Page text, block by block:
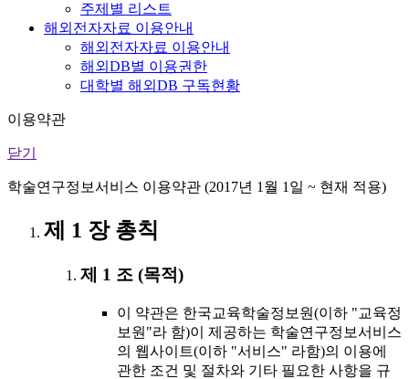
주제별 리스트
해외전자자료 이용안내
해외전자자료 이용안내
해외DB별 이용권한
대학별 해외DB 구독현황
이용약관
닫기
학술연구정보서비스 이용약관 (2017년 1월 1일 ~ 현재 적용)
제 1 장 총칙
제 1 조 (목적)
이 약관은 한국교육학술정보원(이하 "교육정
보원"라 함)이 제공하는 학술연구정보서비스
의 웹사이트(이하 "서비스" 라함)의 이용에
관한 조건 및 절차와 기타 필요한 사항을 규